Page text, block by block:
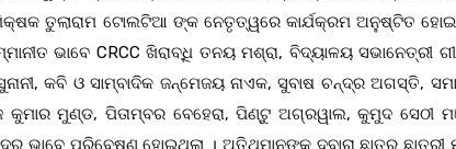
ତୁଲାରାମ ଟୋଲଟିଆ ଙ୍କ ନେତୃତ୍ୱରେ କାର୍ଯକ୍ରମ ଅନୁଷ୍ଟିତ
ଭାବେ CRCC ଖିରାବ୍ଧି ତନୟ ମଶ୍ରା, ବିଦ୍ୟାଳୟ ସଭାନେତ୍ରୀ
କବି ଓ ସାମ୍ବାଦିକ ଜନ୍ମେଜୟ ନାଏକ, ସୁବାଷ ଚନ୍ଦ୍ର ଅଗସ୍ତି,
ମୁଣ୍ଡ, ପିତାମ୍ବର ବେହେରା, ପିଣ୍ଟୁ ଅଗ୍ରୱାଲ, କୁମୁଦ ସେଠୀ
ଭାବେ ପରିବେଷଣ ହୋଇଥଲା । ଅତିଥିମାନଙ୍କ ଦ୍ବାରା ଛାତ୍ର ଛାତ୍ରୀ